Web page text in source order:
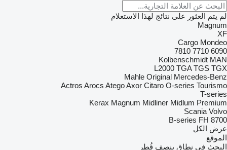
لم يتم العثور على نتائج لهذا الاستعلام
Magnum
XF
Cargo Mondeo
6090
7710
7810
Kolbenschmidt MAN
L2000 TGA TGS TGX
Mahle Original Mercedes-Benz
Actros Arocs AtegoAxor Citaro O-series Tourismo
T-series
Kerax Magnum Midliner Midlum Premium
Scania Volvo
8700
B-series FH
عرض الكل
الموقع
البحث في نطاق بنصف قُطر